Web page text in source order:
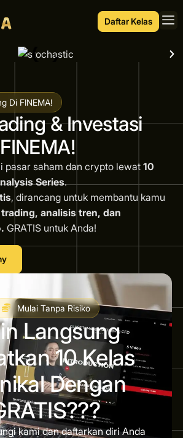
Daftar Kelas
Di FINEMA!
& Investasi
pasar saham dan crypto lewat 10
Series.
, dirancang untuk membantu kamu
analisis tren, dan
GRATIS untuk Anda!
Mulai Tanpa Risiko
Langsung
10 Kelas
Dengan
kami dan daftarkan diri Anda